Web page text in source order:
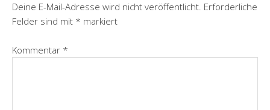
Deine E-Mail-Adresse wird nicht veröffentlicht. Erforderliche
Felder sind mit * markiert
Kommentar *